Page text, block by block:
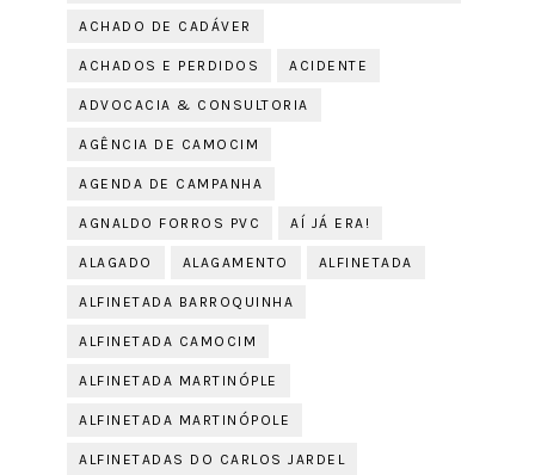
ACHADO DE CADÁVER
ACHADOS E PERDIDOS ACIDENTE
ADVOCACIA & CONSULTORIA
AGÊNCIA DE CAMOCIM
AGENDA DE CAMPANHA
AGNALDO FORROS PVC AÍ JÁ ERA!
ALAGADO ALAGAMENTO ALFINETADA
ALFINETADA BARROQUINHA
ALFINETADA CAMOCIM
ALFINETADA MARTINÓPLE
ALFINETADA MARTINÓPOLE
ALFINETADAS DO CARLOS JARDEL